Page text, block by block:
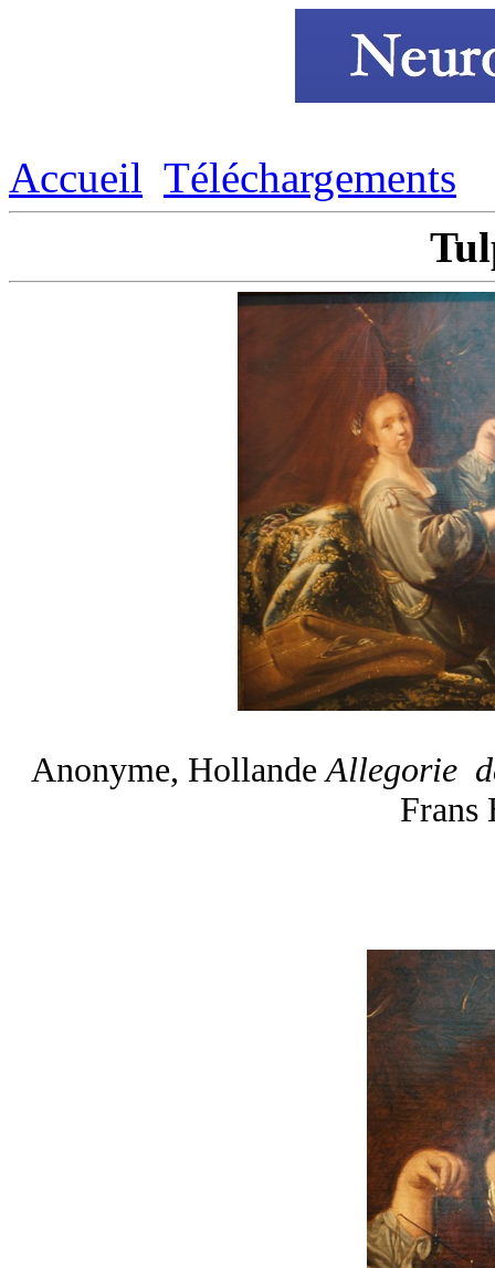
Accueil Téléchargements
Anonyme, HollandeAllegorie
Frans